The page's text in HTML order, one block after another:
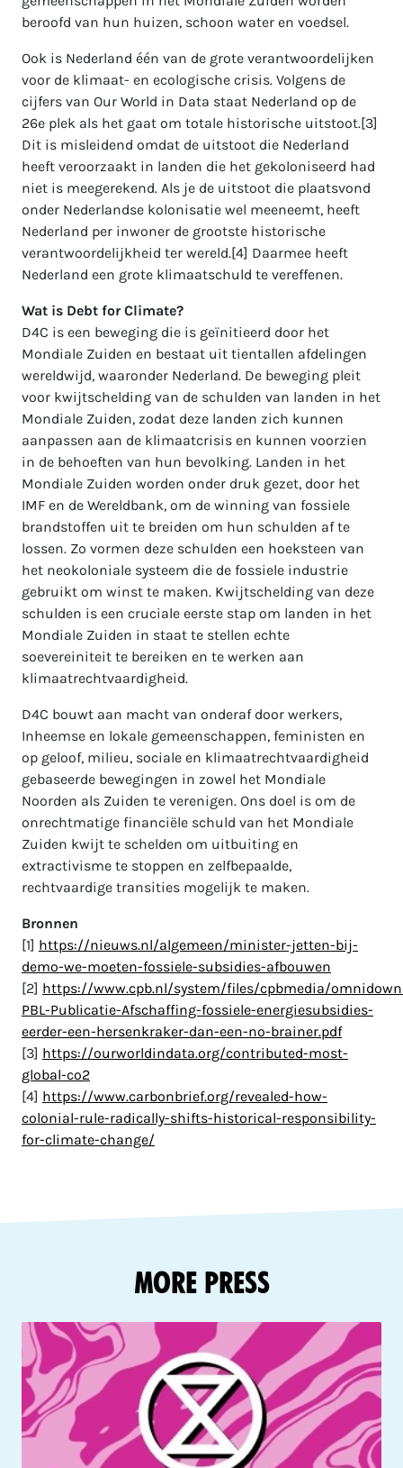
beroofd van hun huizen, schoon water en voedsel.
Ook is Nederland één van de grote verantwoordelijken
voor de klimaat- en ecologische crisis. Volgens de
cijfers van Our World in Data staat Nederland op de
26e plek als het gaat om totale historische uitstoot.[3]
Dit is misleidend omdat de uitstoot die Nederland
heeft veroorzaakt in landen die het gekoloniseerd had
niet is meegerekend. Als je de uitstoot die plaatsvond
onder Nederlandse kolonisatie wel meeneemt, heeft
Nederland per inwoner de grootste historische
verantwoordelijkheid ter wereld.[4] Daarmee heeft
Nederland een grote klimaatschuld te vereffenen.
Wat is Debt for Climate?
D4C is een beweging die is geïnitieerd door het
Mondiale Zuiden en bestaat uit tientallen afdelingen
wereldwijd, waaronder Nederland. De beweging pleit
voor kwijtschelding van de schulden van landen in het
Mondiale Zuiden, zodat deze landen zich kunnen
aanpassen aan de klimaatcrisis en kunnen voorzien
in de behoeften van hun bevolking. Landen in het
Mondiale Zuiden worden onder druk gezet, door het
IMF en de Wereldbank, om de winning van fossiele
brandstoffen uit te breiden om hun schulden af te
lossen. Zo vormen deze schulden een hoeksteen van
het neokoloniale systeem die de fossiele industrie
gebruikt om winst te maken. Kwijtschelding van deze
schulden is een cruciale eerste stap om landen in het
Mondiale Zuiden in staat te stellen echte
soevereiniteit te bereiken en te werken aan
klimaatrechtvaardigheid.
D4C bouwt aan macht van onderaf door werkers,
Inheemse en lokale gemeenschappen, feministen en
op geloof, milieu, sociale en klimaatrechtvaardigheid
gebaseerde bewegingen in zowel het Mondiale
Noorden als Zuiden te verenigen. Ons doel is om de
onrechtmatige financiële schuld van het Mondiale
Zuiden kwijt te schelden om uitbuiting en
extractivisme te stoppen en zelfbepaalde,
rechtvaardige transities mogelijk te maken.
Bronnen
[1] https://nieuws.nl/algemeen/minister-jetten-bij-
demo-we-moeten-fossiele-subsidies-afbouwen
[2] https://www.cpb.nl/system/files/cpbmedia/
PBL-Publicatie-Afschaffing-fossiele-energiesubsidies-
eerder-een-hersenkraker-dan-een-no-brainer.pdf
[3] https://ourworldindata.org/contributed-most-
global-co2
[4] https://www.carbonbrief.org/revealed-how-
colonial-rule-radically-shifts-historical-responsibility-
for-climate-change/
More Press